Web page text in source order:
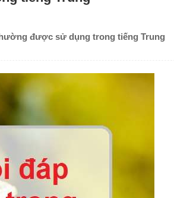
được sử dụng trong tiếng Trung